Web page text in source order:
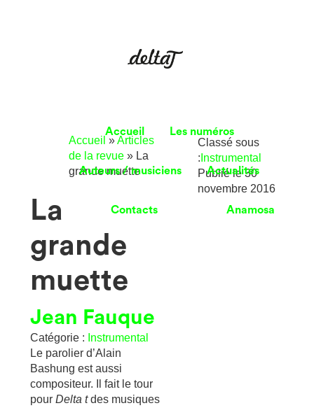
Accueil Les numéros
Auteurs / musiciens Actualités
Contacts Anamosa
Accueil »Articles
de la revue» La
grande muette
La
grande
muette
Jean Fauque
Catégorie : Instrumental
Le parolier d’Alain
Bashung est aussi
compositeur. Il fait le tour
pour Delta tdes musiques
Classé sous
: Instrumental
Publié le30
novembre 2016